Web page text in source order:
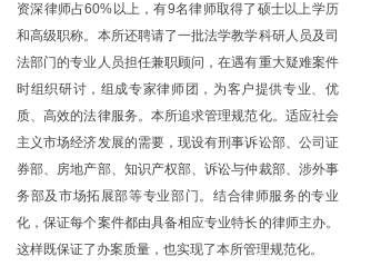
资深律师占60%以上，有9名律师取得了硕士以上学历
和高级职称。本所还聘请了一批法学教学科研人员及司
法部门的专业人员担任兼职顾问，在遇有重大疑难案件
时组织研讨，组成专家律师团，为客户提供专业、优
质、高效的法律服务。本所追求管理规范化。适应社会
主义市场经济发展的需要，现设有刑事诉讼部、公司证
券部、房地产部、知识产权部、诉讼与仲裁部、涉外事
务部及市场拓展部等专业部门。结合律师服务的专业
化，保证每个案件都由具备相应专业特长的律师主办。
这样既保证了办案质量，也实现了本所管理规范化。